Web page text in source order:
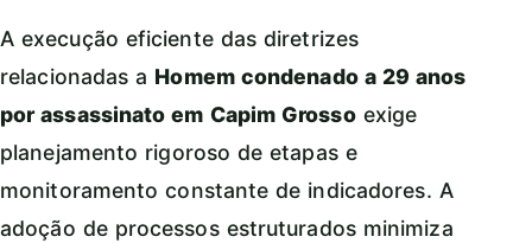
A execução eficiente das diretrizes
relacionadas a Homem condenado a 29 anos
por assassinato em Capim Grossoexige
planejamento rigoroso de etapas e
monitoramento constante de indicadores. A
adoção de processos estruturados minimiza